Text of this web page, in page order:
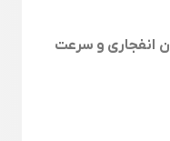
انفجاری و سرعت